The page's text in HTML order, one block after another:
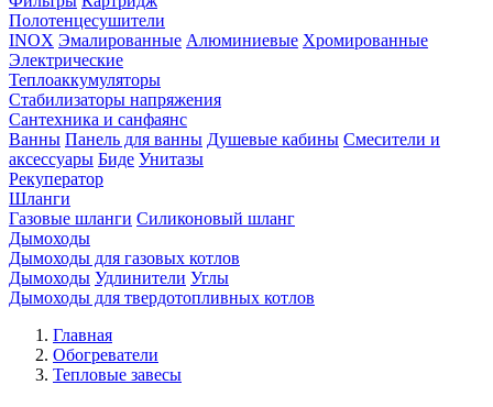
Полотенцесушители
INOX Эмалированные Алюминиевые Хромированные
Электрические
Теплоаккумуляторы
Стабилизаторы напряжения
Сантехника и санфаянс
Ванны Панель для ванны Душевые кабины Смесители и
аксессуары Биде Унитазы
Рекуператор
Шланги
Газовые шланги Силиконовый шланг
Дымоходы
Дымоходы для газовых котлов
Дымоходы Удлинители Углы
Дымоходы для твердотопливных котлов
Главная
Обогреватели
Тепловые завесы